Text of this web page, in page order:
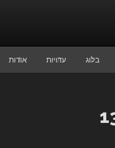
בלוג עדויות אודות